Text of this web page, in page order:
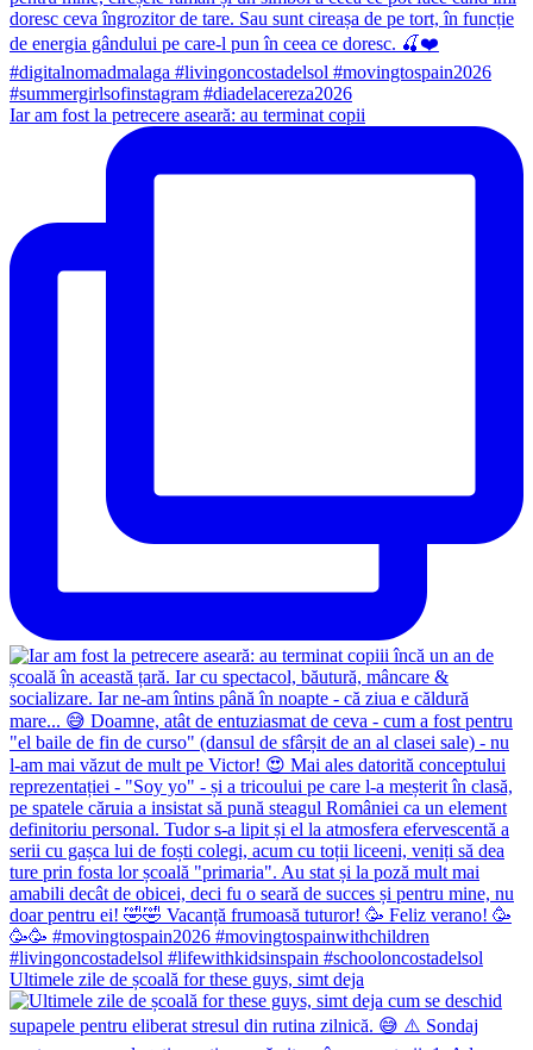
Iar am fost la petrecere aseară: au terminat copii
Ultimele zile de școală for these guys, simt deja